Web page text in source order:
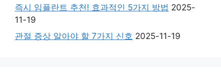
즉시 임플란트 추천! 효과적인 5가지 방법 2025-
11-19
관절 증상 알아야 할 7가지 신호 2025-11-19